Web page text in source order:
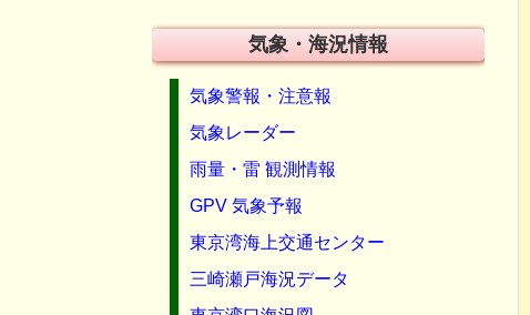
気象・海況情報
気象警報・注意報
気象レーダー
雨量・雷 観測情報
GPV 気象予報
東京湾海上交通センター
三崎瀬戸海況データ